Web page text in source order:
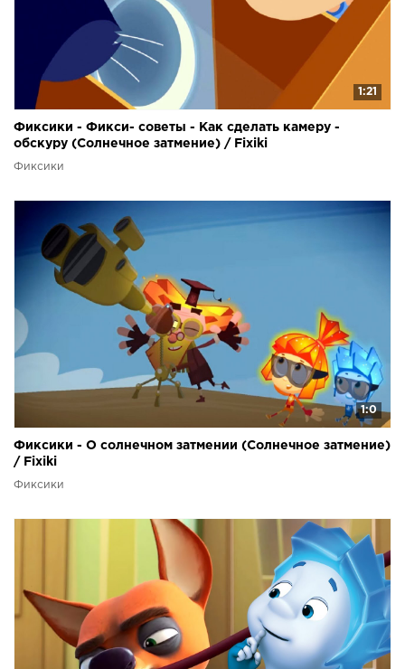
1:21
Фиксики - Фикси- советы - Как сделать камеру -
обскуру (Солнечное затмение) / Fixiki
Фиксики
1:0
Фиксики - О солнечном затмении (Солнечное затмение)
/ Fixiki
Фиксики